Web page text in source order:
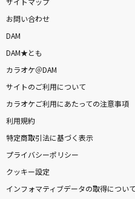
サイトマップ
お問い合わせ
DAM
DAM★とも
カラオケ＠DAM
サイトのご利用について
カラオケご利用にあたっての注意事項
利用規約
特定商取引法に基づく表示
プライバシーポリシー
クッキー設定
インフォマティブデータの取得について